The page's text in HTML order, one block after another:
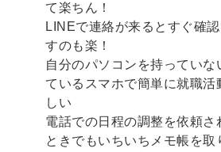
て楽ちん！
LINEで連絡が来るとすぐ確
すのも楽！
自分のパソコンを持っていな
ているスマホで簡単に就職活
しい
電話での日程の調整を依頼さ
ときでもいちいちメモ帳を取